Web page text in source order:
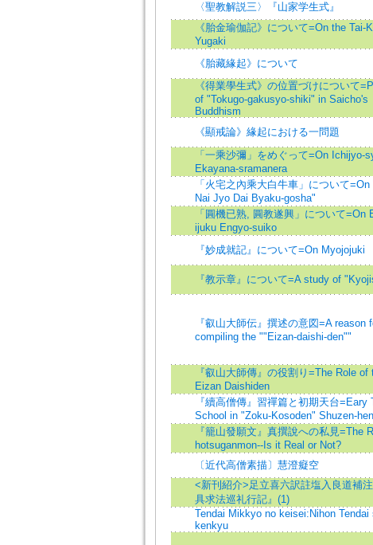
〈聖教解説三〉『山家学生式』
《胎金瑜伽記》について=On the Tai-
Yugaki
《胎藏緣起》について
《得業學生式》の位置づけについて
of "Tokugo-gakusyo-shiki" in Saicho's
Buddhism
《顯戒論》緣起における一問題
「一乘沙彌」をめぐって=On Ichijyo-
Ekayana-sramanera
「火宅之內乘大白牛車」について
Nai Jyo Dai Byaku-gosha"
「圓機已熟, 圓教遂興」について=On
ijuku Engyo-suiko
『妙成就記』について=On Myojojuki
『教示章』について=A study of
『叡山大師伝』撰述の意図=A reason
compiling the ""Eizan-daishi-den""
『叡山大師傳』の役割り=The Role of
Eizan Daishiden
『續高僧傳』習禪篇と初期天台=Eary
School in "Zoku-Kosoden" Shuzen-hen
『籠山發願文』真撰說への私見=The
hotsuganmon--Is it Real or Not?
〔近代高僧素描〕慧澄癡空
<新刊紹介>足立喜六訳註塩入良道補
具求法巡礼行記』(1)
Tendai Mikkyo no keisei:Nihon Tendai
kenkyu